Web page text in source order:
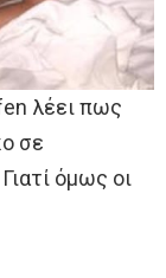
λέει πως
σε
όμως οι